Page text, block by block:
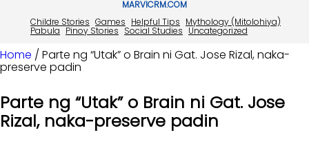
MARVICRM.COM
Childre Stories Games Helpful Tips Mythology (Mitolohiya)
Pabula Pinoy Stories Social Studies Uncategorized
Home / Parte ng “Utak” o Brain ni Gat. Jose Rizal, naka-
preserve padin
Parte ng “Utak” o Brain ni Gat. Jose
Rizal, naka-preserve padin